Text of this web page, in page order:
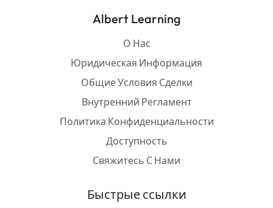
Albert Learning
О Нас
Юридическая Информация
Общие Условия Сделки
Внутренний Регламент
Политика Конфиденциальности
Доступность
Свяжитесь С Нами
Быстрые ссылки